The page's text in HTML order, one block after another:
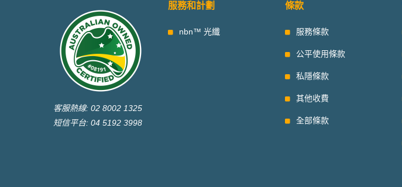
客服熱線: 02 8002 1325
短信平台: 04 5192 3998
服務和計劃
nbn™ 光纖
條款
服務條款
公平使用條款
私隱條款
其他收費
全部條款